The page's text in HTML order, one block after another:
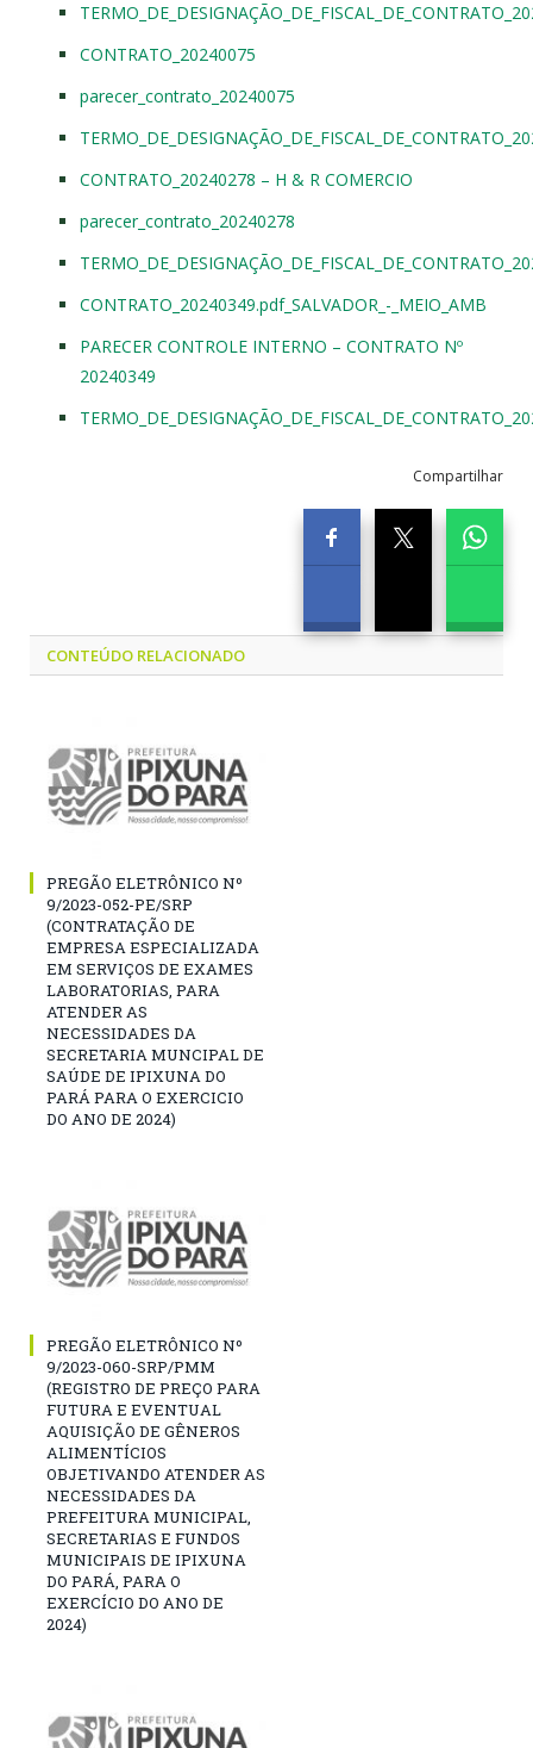
CONTRATO_20240075
parecer_contrato_20240075
CONTRATO_20240278 – H & R COMERCIO
parecer_contrato_20240278
CONTRATO_20240349.pdf_SALVADOR_-_MEIO_AMB
PARECER CONTROLE INTERNO – CONTRATO Nº
20240349
Compartilhar
CONTEÚDO RELACIONADO
PREGÃO ELETRÔNICO Nº
9/2023-052-PE/SRP
(CONTRATAÇÃO DE
EMPRESA ESPECIALIZADA
EM SERVIÇOS DE EXAMES
LABORATORIAS, PARA
ATENDER AS
NECESSIDADES DA
SECRETARIA MUNCIPAL DE
SAÚDE DE IPIXUNA DO
PARÁ PARA O EXERCICIO
DO ANO DE 2024)
PREGÃO ELETRÔNICO Nº
9/2023-060-SRP/PMM
(REGISTRO DE PREÇO PARA
FUTURA E EVENTUAL
AQUISIÇÃO DE GÊNEROS
ALIMENTÍCIOS
OBJETIVANDO ATENDER AS
NECESSIDADES DA
PREFEITURA MUNICIPAL,
SECRETARIAS E FUNDOS
MUNICIPAIS DE IPIXUNA
DO PARÁ, PARA O
EXERCÍCIO DO ANO DE
2024)